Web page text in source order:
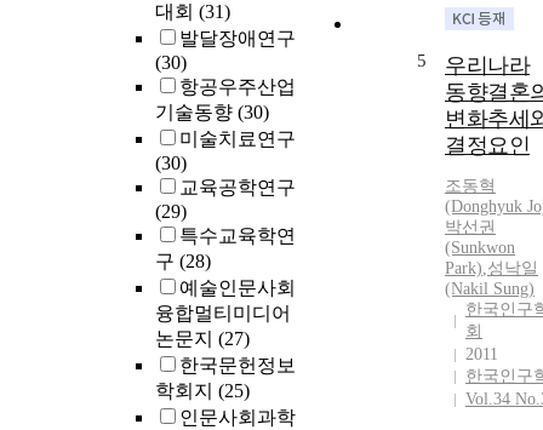
대회 (31)
발달장애연구
(30)
항공우주산업
기술동향 (30)
미술치료연구
(30)
교육공학연구
(29)
특수교육학연
구 (28)
예술인문사회
융합멀티미디어
논문지 (27)
한국문헌정보
학회지 (25)
인문사회과학
5
우리나라
동향결혼
변화추세
결정요인
조동혁
(Donghyuk
박선권
(Sunkwon
Park),성낙일
(Nakil Sung)
한국인구
회
2011
한국인구
Vol.34